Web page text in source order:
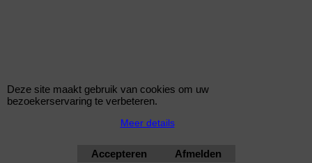
Deze site maakt gebruik van cookies om uw
bezoekerservaring te verbeteren.
Meer details
Accepteren Afmelden